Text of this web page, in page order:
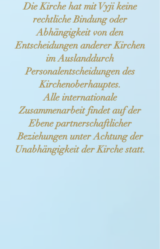
Die Kirche hat mit Vyji keine
rechtliche Bindung oder
Abhängigkeit von den
Entscheidungen anderer Kirchen
im Auslanddurch
Personalentscheidungen des
Kirchenoberhauptes.
Alle internationale
Zusammenarbeit findet auf der
Ebene partnerschaftlicher
Beziehungen unter Achtung der
Unabhängigkeit der Kirche statt.